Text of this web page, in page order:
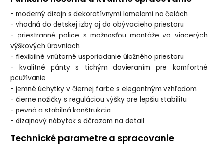
- moderný dizajn s dekoratívnymi lamelami na čelách
- vhodná do detskej izby aj do obývacieho priestoru
- priestranné police s možnosťou montáže vo viacerých
výškových úrovniach
- flexibilné vnútorné usporiadanie úložného priestoru
- kvalitné pánty s tichým dovieraním pre komfortné
používanie
- jemné úchytky v čiernej farbe s elegantným vzhľadom
- čierne nožičky s reguláciou výšky pre lepšiu stabilitu
- pevná a stabilná konštrukcia
- dizajnový nábytok s dôrazom na detail
Technické parametre a spracovanie